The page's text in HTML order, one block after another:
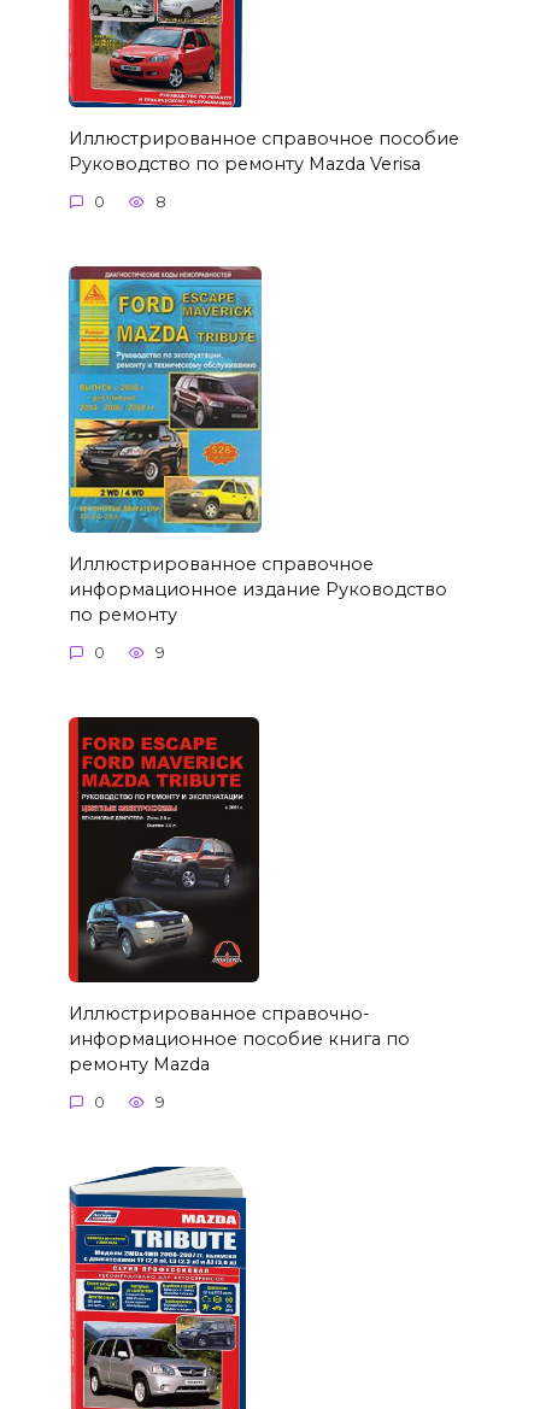
Иллюстрированное справочное пособие
Руководство по ремонту Mazda Verisa
0 8
Иллюстрированное справочное
информационное издание Руководство
по ремонту
0 9
Иллюстрированное справочно-
информационное пособие книга по
ремонту Mazda
0 9